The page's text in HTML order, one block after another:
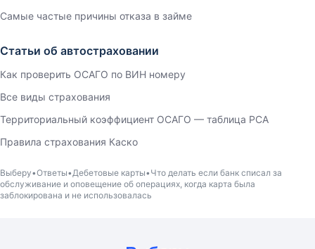
Самые частые причины отказа в займе
Статьи об автостраховании
Как проверить ОСАГО по ВИН номеру
Все виды страхования
Территориальный коэффициент ОСАГО — таблица РСА
Правила страхования Каско
Выберу Ответы Дебетовые карты Что делать если банк списал за
обслуживание и оповещение об операциях, когда карта была
заблокирована и не использовалась